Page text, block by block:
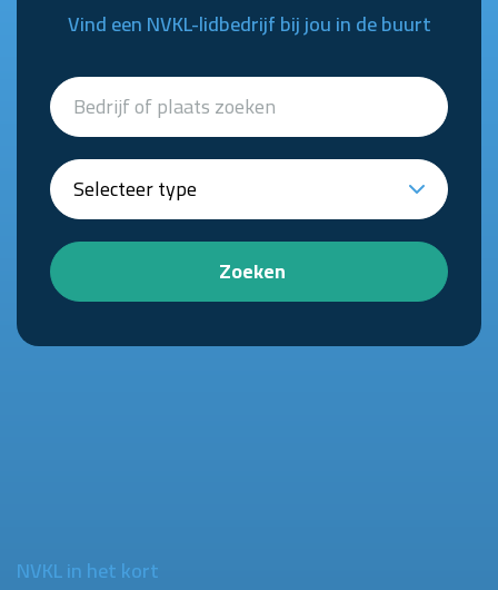
Vind een NVKL-lidbedrijf bij jou in de buurt
Zoeken
NVKL in het kort